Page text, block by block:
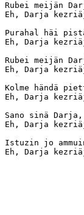
Rubei meijän
Eh, Darja
Purahal häi
Eh, Darja
Rubei meijän
Eh, Darja
Kolme händä
Eh, Darja
Sano sinä
Eh, Darja
Istuzin jo